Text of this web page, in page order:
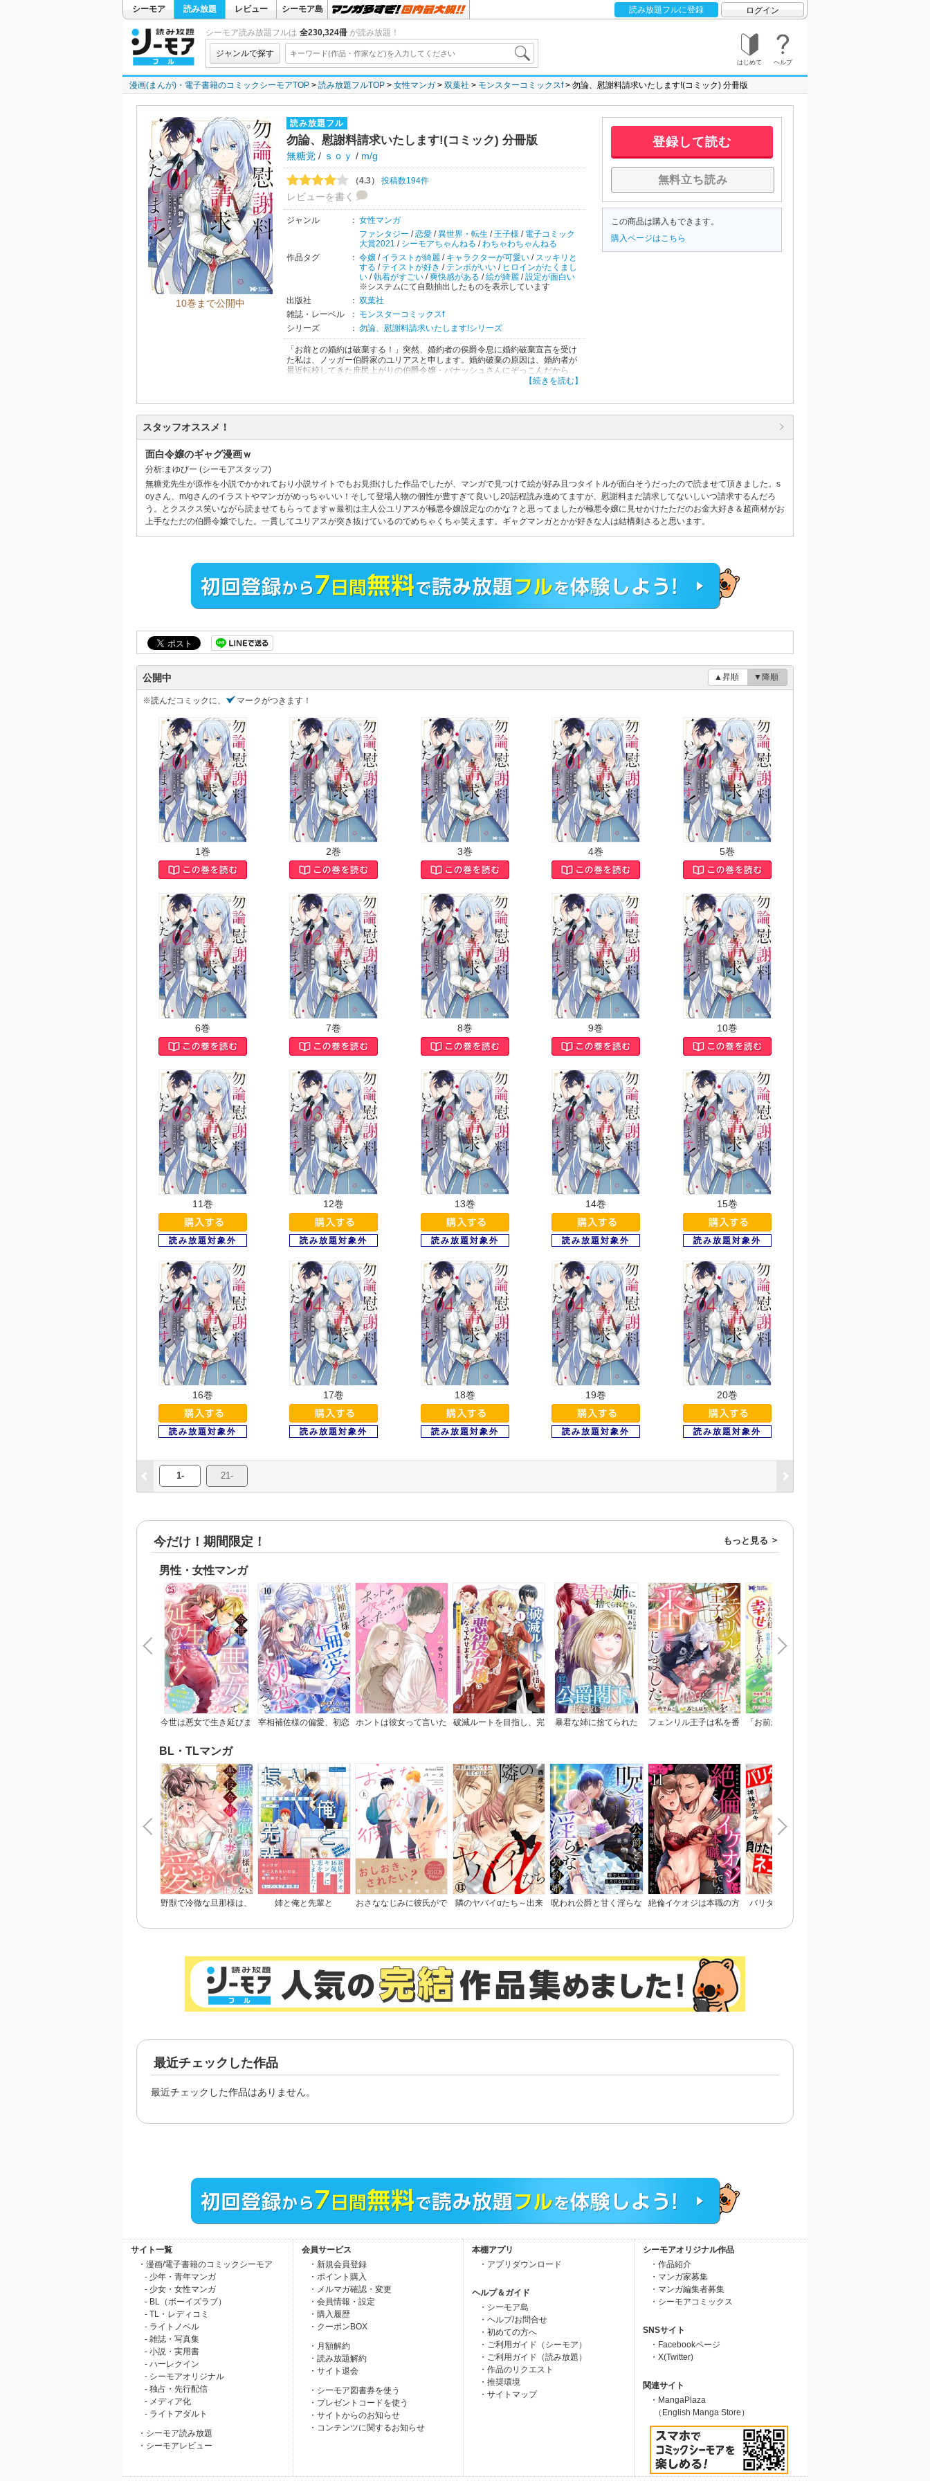
シーモア 読み放題 レビュー シーモア島 読み放題フルに登録 ログイン
シーモア読み放題フルは 全230,324冊 が読み放題！
ジャンルで探す
はじめて ヘルプ
漫画(まんが)・電子書籍のコミックシーモアTOP 読み放題フルTOP 女性マンガ 双葉社 モンスターコミックスf 勿論、慰謝料請求いたします!(コミック) 分冊版
10巻まで公開中
読み放題フル
勿論、慰謝料請求いたします!(コミック) 分冊版
無糖党 / ｓｏｙ / m/g
（4.3） 投稿数194件
レビューを書く
ジャンル ： 女性マンガ
ファンタジー /恋愛 /異世界・転生 / 王子様 / 電子コミック
大賞2021 / シーモアちゃんねる / わちゃわちゃんねる
作品タグ
： 令嬢 / イラストが綺麗 / キャラクターが可愛い / スッキリと
する /テイストが好き /テンポがいい / ヒロインがたくまし
い /執着がすごい /爽快感がある /絵が綺麗 /設定が面白い
※システムにて自動抽出したものを表示しています
出版社
： 双葉社
雑誌・レーベル
： モンスターコミックスf
シリーズ
： 勿論、慰謝料請求いたします!シリーズ
「お前との婚約は破棄する！」突然、婚約者の侯爵令息に婚約破棄宣言を受け
た私は、ノッガー伯爵家のユリアスと申します。婚約破棄の原因は、婚約者が
最近転校してきた庶民上がりの伯爵令嬢・バナッシュさんにぞっこんだからで
す。バナッシュさんはどうも自分のことを、恋愛漫画の主人公だと思い込んで
婚約自体はもともと商売(ビジネス)のためだったから、正直婚約者になんの未練
【続きを読む】
登録して読む
無料立ち読み
この商品は購入もできます。
購入ページはこちら
スタッフオススメ！
面白令嬢のギャグ漫画ｗ
分析:まゆびー (シーモアスタッフ)
無糖党先生が原作を小説でかかれており小説サイトでもお見掛けした作品でしたが、マンガで見つけて絵が好み且つタイトルが面白そうだったので読ませて頂きました。s
oyさん、m/gさんのイラストやマンガがめっちゃいい！そして登場人物の個性が豊すぎて良いし20話程読み進めてますが、慰謝料まだ請求してないしいつ請求するんだろ
う。とクスクス笑いながら読ませてもらってますｗ最初は主人公ユリアスが極悪令嬢設定なのかな？と思ってましたが極悪令嬢に見せかけたただのお金大好き＆超商材がお
上手なただの伯爵令嬢でした。一貫してユリアスが突き抜けているのでめちゃくちゃ笑えます。ギャグマンガとかが好きな人は結構刺さると思います。
公開中 ▲昇順 ▼降順
※読んだコミックに、 マークがつきます！
1巻 2巻 3巻 4巻 5巻
6巻 7巻 8巻 9巻 10巻
11巻 12巻 13巻 14巻 15巻
16巻 17巻 18巻 19巻 20巻
1- 21-
今だけ！期間限定！ もっと見る
男性・女性マンガ
今世は悪女で生き延びま
グなので、落ちこぼれを
婿にします～
宰相補佐様の偏愛、初恋
ホントは彼女って言いた
破滅ルートを目指し、完
に、無愛想な護衛騎士様
がやたらと絡んできます
～
暴君な姉に捨てられた
フェンリル王子は私を番
「お前が代わりに死ね」
れる（コミック） 分冊
BL・TLマンガ
野獣で冷徹な旦那様は、
姉と俺と先輩と
おさななじみに彼氏がで
隣のヤバイαたち～出来
呪われ公爵と甘く淫らな
絶倫イケオジは本職の方
バリタチNo.1に負けた
で
最近チェックした作品
最近チェックした作品はありません。
サイト一覧
・漫画/電子書籍のコミックシーモア
- 少年・青年マンガ
- 少女・女性マンガ
- BL（ボーイズラブ）
- TL・レディコミ
- ライトノベル
- 雑誌・写真集
- 小説・実用書
- ハーレクイン
- シーモアオリジナル
- 独占・先行配信
- メディア化
- ライトアダルト
・シーモア読み放題
・シーモアレビュー
会員サービス
・新規会員登録
・ポイント購入
・メルマガ確認・変更
・会員情報・設定
・購入履歴
・クーポンBOX
・月額解約
・読み放題解約
・サイト退会
・シーモア図書券を使う
・プレゼントコードを使う
・サイトからのお知らせ
・コンテンツに関するお知らせ
本棚アプリ
・アプリダウンロード
ヘルプ＆ガイド
・シーモア島
・ヘルプ/お問合せ
・初めての方へ
・ご利用ガイド（シーモア）
・ご利用ガイド（読み放題）
・作品のリクエスト
・推奨環境
・サイトマップ
シーモアオリジナル作品
・作品紹介
・マンガ家募集
・マンガ編集者募集
・シーモアコミックス
SNSサイト
・Facebookページ
・X(Twitter)
関連サイト
・MangaPlaza
（English Manga Store）